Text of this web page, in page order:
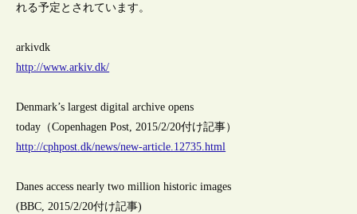
れる予定とされています。
arkivdk
http://www.arkiv.dk/
Denmark’s largest digital archive opens
today（Copenhagen Post, 2015/2/20付け記事）
http://cphpost.dk/news/new-article.12735.html
Danes access nearly two million historic images
(BBC, 2015/2/20付け記事)